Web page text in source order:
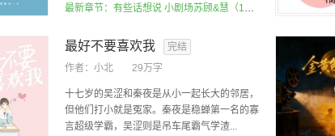
最新章节：有些话想说 小剧场苏顾&慧（18）
最好不要喜欢我
完结
作者： 小北 29万字
十七岁的吴涩和秦夜是从小一起长大的邻居，
但他们打小就是冤家。秦夜是稳蝉第一名的寡
言超级学霸，吴涩则是吊车尾霸气学渣...